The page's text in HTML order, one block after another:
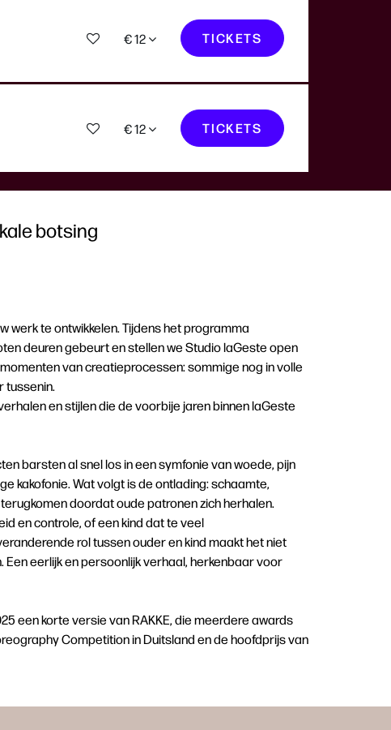
€ 12 TICKETS
€ 12 TICKETS
botsing
werk te ontwikkelen. Tijdens het programma
deuren gebeurt en stellen we Studio laGeste open
van creatieprocessen: sommige nog in volle
tussenin.
en stijlen die de voorbije jaren binnen laGeste
barsten al snel los in een symfonie van woede, pijn
kakofonie. Wat volgt is de ontlading: schaamte,
doordat oude patronen zich herhalen.
en controle, of een kind dat te veel
rol tussen ouder en kind maakt het niet
eerlijk en persoonlijk verhaal, herkenbaar voor
een korte versie van RAKKE, die meerdere awards
Competition in Duitsland en de hoofdprijs van